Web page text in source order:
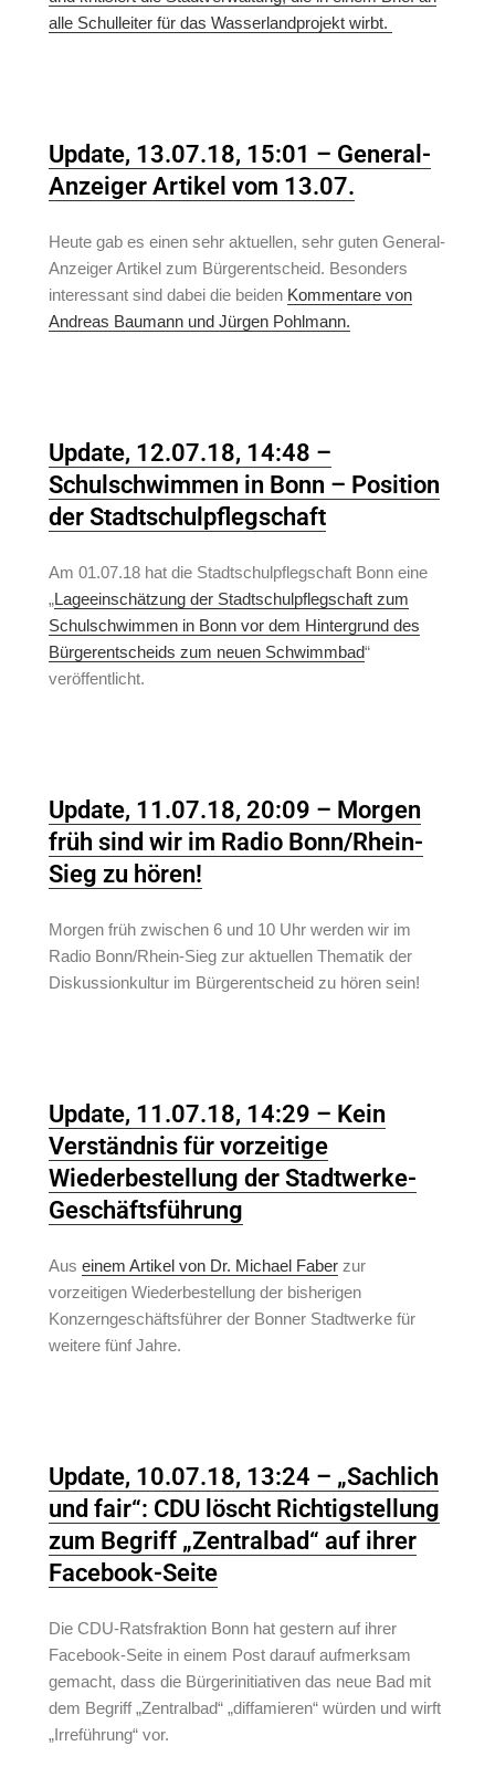
alle Schulleiter für das Wasserlandprojekt wirbt.
Update, 13.07.18, 15:01 – General-
Anzeiger Artikel vom 13.07.
Heute gab es einen sehr aktuellen, sehr guten General-
Anzeiger Artikel zum Bürgerentscheid. Besonders
interessant sind dabei die beiden Kommentare von
Andreas Baumann und Jürgen Pohlmann.
Update, 12.07.18, 14:48 –
Schulschwimmen in Bonn – Position
der Stadtschulpflegschaft
Am 01.07.18 hat die Stadtschulpflegschaft Bonn eine
„Lageeinschätzung der Stadtschulpflegschaft zum
Schulschwimmen in Bonn vor dem Hintergrund des
Bürgerentscheids zum neuen Schwimmbad“
veröffentlicht.
Update, 11.07.18, 20:09 – Morgen
früh sind wir im Radio Bonn/Rhein-
Sieg zu hören!
Morgen früh zwischen 6 und 10 Uhr werden wir im
Radio Bonn/Rhein-Sieg zur aktuellen Thematik der
Diskussionkultur im Bürgerentscheid zu hören sein!
Update, 11.07.18, 14:29 – Kein
Verständnis für vorzeitige
Wiederbestellung der Stadtwerke-
Geschäftsführung
Auseinem Artikel von Dr. Michael Faber zur
vorzeitigen Wiederbestellung der bisherigen
Konzerngeschäftsführer der Bonner Stadtwerke für
weitere fünf Jahre.
Update, 10.07.18, 13:24 – „Sachlich
und fair“: CDU löscht Richtigstellung
zum Begriff „Zentralbad“ auf ihrer
Facebook-Seite
Die CDU-Ratsfraktion Bonn hat gestern auf ihrer
Facebook-Seite in einem Post darauf aufmerksam
gemacht, dass die Bürgerinitiativen das neue Bad mit
dem Begriff „Zentralbad“ „diffamieren“ würden und wirft
„Irreführung“ vor.